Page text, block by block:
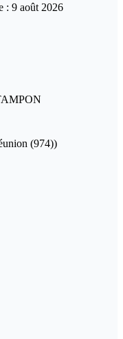
: 9 août 2026
(974))